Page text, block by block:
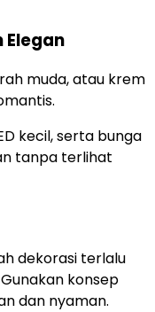
Elegan
muda, atau krem
kecil, serta bunga
tanpa terlihat
dekorasi terlalu
konsep
dan nyaman.